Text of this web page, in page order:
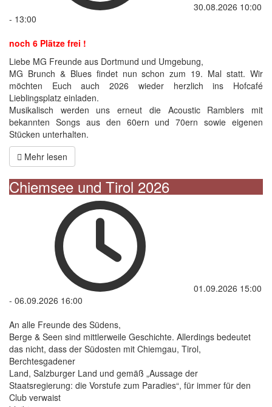
30.08.2026 10:00
- 13:00
noch 6 Plätze frei !
Liebe MG Freunde aus Dortmund und Umgebung,
MG Brunch & Blues findet nun schon zum 19. Mal statt. Wir
möchten Euch auch 2026 wieder herzlich ins Hofcafé
Lieblingsplatz einladen.
Musikalisch werden uns erneut die Acoustic Ramblers mit
bekannten Songs aus den 60ern und 70ern sowie eigenen
Stücken unterhalten.
Mehr lesen
Chiemsee und Tirol 2026
01.09.2026 15:00
- 06.09.2026 16:00
An alle Freunde des Südens,
Berge & Seen sind mittlerweile Geschichte. Allerdings bedeutet
das nicht, dass der Südosten mit Chiemgau, Tirol,
Berchtesgadener
Land, Salzburger Land und gemäß „Aussage der
Staatsregierung: die Vorstufe zum Paradies“, für immer für den
Club verwaist